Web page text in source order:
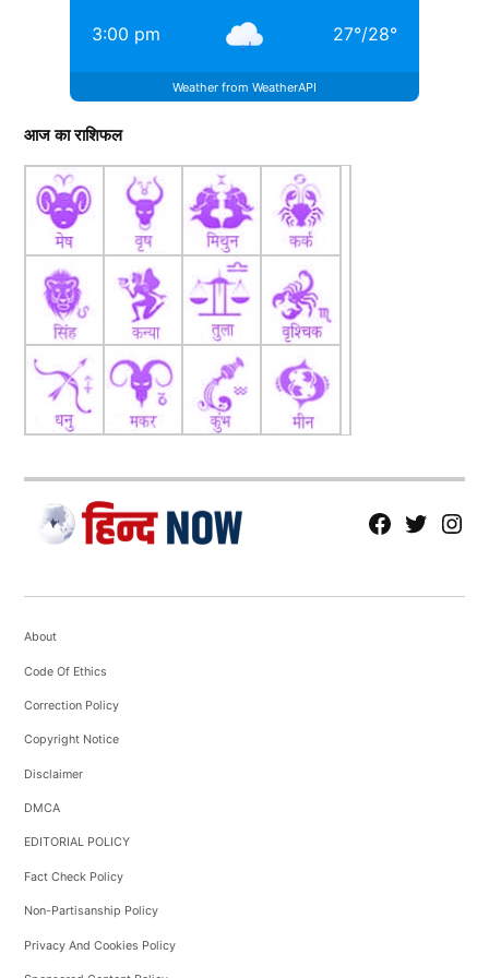
3:00 pm 27°/28°
Weather from WeatherAPI
आज का राशिफल
fb Tw tw
About
Code Of Ethics
Correction Policy
Copyright Notice
Disclaimer
DMCA
EDITORIAL POLICY
Fact Check Policy
Non-Partisanship Policy
Privacy And Cookies Policy